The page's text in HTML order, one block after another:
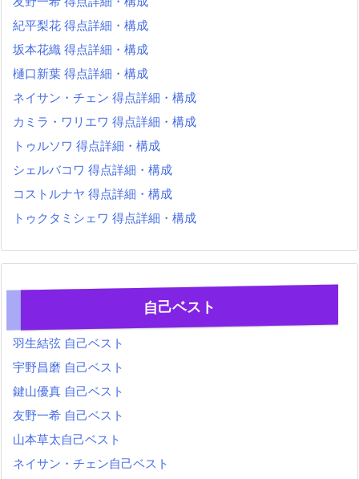
紀平梨花 得点詳細・構成
坂本花織 得点詳細・構成
樋口新葉 得点詳細・構成
ネイサン・チェン 得点詳細・構成
カミラ・ワリエワ 得点詳細・構成
トゥルソワ 得点詳細・構成
シェルバコワ 得点詳細・構成
コストルナヤ 得点詳細・構成
トゥクタミシェワ 得点詳細・構成
自己ベスト
羽生結弦 自己ベスト
宇野昌磨 自己ベスト
鍵山優真 自己ベスト
友野一希 自己ベスト
山本草太自己ベスト
ネイサン・チェン自己ベスト